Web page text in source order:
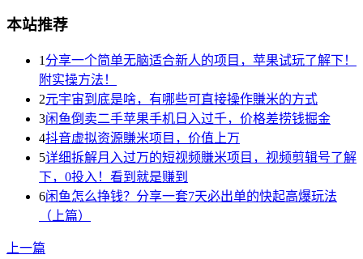
本站推荐
1 分享一个简单无脑适合新人的项目，苹果试玩了解下！
附实操方法！
2元宇宙到底是啥，有哪些可直接操作賺米的方式
3闲鱼倒卖二手苹果手机日入过千，价格差捞钱掘金
4抖音虚拟资源賺米项目，价值上万
5详细拆解月入过万的短视频賺米项目，视频剪辑号了解
下，0投入！看到就是赚到
6闲鱼怎么挣钱？分享一套7天必出单的快起高爆玩法
（上篇）
上一篇